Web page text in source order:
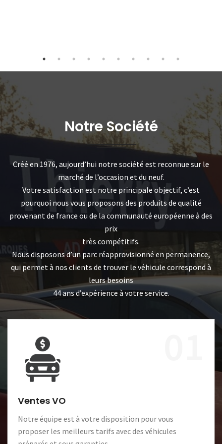
Notre Société
Créé en 1976, aujourd’hui notre société est reconnue sur le
marché de l’occasion et du neuf.
Votre satisfaction est notre principale objectif, c’est
pourquoi nous vous proposons des produits de qualité
provenant de france ou de la communauté européenne à des
prix
très compétitifs.
Nous disposons d’un parc réapprovisionné en permanence,
qui permet à nos clients de trouver le véhicule correspond à
leurs besoins
44 ans d’expérience à votre service.
Ventes VO
Notre équipe est à votre disposition pour vous
proposer les meilleurs tarifs avec des véhicules